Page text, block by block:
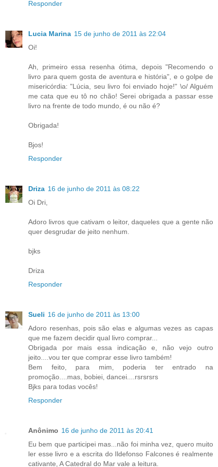
Responder
Lucia Marina 15 de junho de 2011 às 22:04
Oi!
Ah, primeiro essa resenha ótima, depois "Recomendo o
livro para quem gosta de aventura e história", e o golpe de
misericórdia: "Lúcia, seu livro foi enviado hoje!" \o/ Alguém
me cata que eu tô no chão! Serei obrigada a passar esse
livro na frente de todo mundo, é ou não é?
Obrigada!
Bjos!
Responder
Driza 16 de junho de 2011 às 08:22
Oi Dri,
Adoro livros que cativam o leitor, daqueles que a gente não
quer desgrudar de jeito nenhum.
bjks
Driza
Responder
Sueli 16 de junho de 2011 às 13:00
Adoro resenhas, pois são elas e algumas vezes as capas
que me fazem decidir qual livro comprar...
Obrigada por mais essa indicação e, não vejo outro
jeito....vou ter que comprar esse livro também!
Bem feito, para mim, poderia ter entrado na
promoção....mas, bobiei, dancei....rsrsrsrs
Bjks para todas vocês!
Responder
Anônimo 16 de junho de 2011 às 20:41
Eu bem que participei mas...não foi minha vez, quero muito
ler esse livro e a escrita do Ildefonso Falcones é realmente
cativante, A Catedral do Mar vale a leitura.